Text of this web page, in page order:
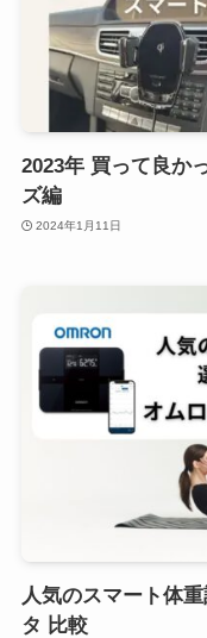
2023年 買って良か
ズ編
2024年1月11日
人気のスマート体
タ 比較